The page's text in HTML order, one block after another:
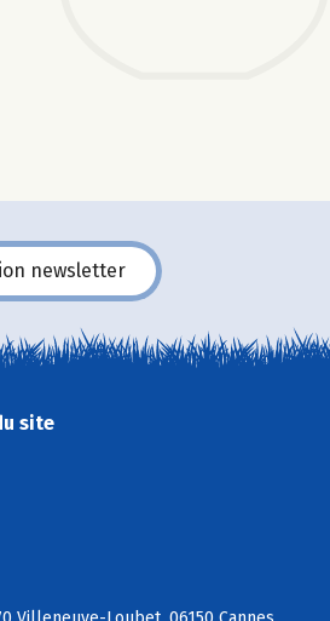
newsletter
site